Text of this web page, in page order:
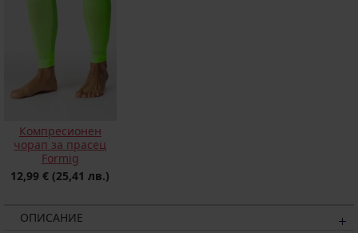
Компресионен
чорап за прасец
Formig
12,99 € (25,41 лв.)
ОПИСАНИЕ